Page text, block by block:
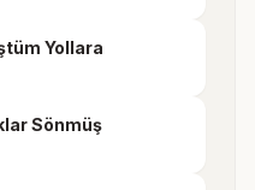
Yollara
Sönmüş